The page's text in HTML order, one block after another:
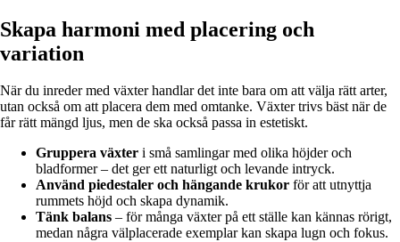
Skapa harmoni med placering och
variation
När du inreder med växter handlar det inte bara om att välja rätt arter,
utan också om att placera dem med omtanke. Växter trivs bäst när de
får rätt mängd ljus, men de ska också passa in estetiskt.
Gruppera växter i små samlingar med olika höjder och
bladformer – det ger ett naturligt och levande intryck.
Använd piedestaler och hängande krukor för att utnyttja
rummets höjd och skapa dynamik.
Tänk balans – för många växter på ett ställe kan kännas rörigt,
medan några välplacerade exemplar kan skapa lugn och fokus.